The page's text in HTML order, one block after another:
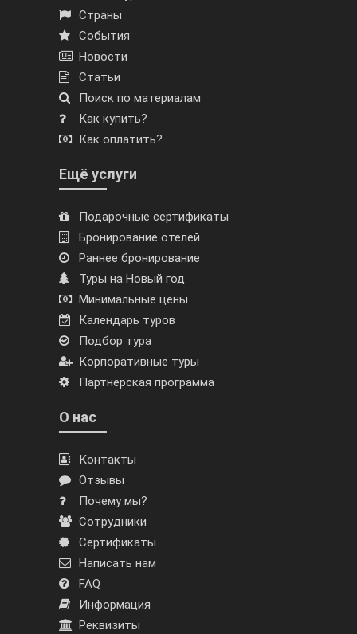
Страны
События
Новости
Статьи
Поиск по материалам
Как купить?
Как оплатить?
Ещё услуги
Подарочные сертификаты
Бронирование отелей
Раннее бронирование
Туры на Новый год
Минимальные цены
Календарь туров
Подбор тура
Корпоративные туры
Партнерская программа
О нас
Контакты
Отзывы
Почему мы?
Сотрудники
Сертификаты
Написать нам
FAQ
Информация
Реквизиты